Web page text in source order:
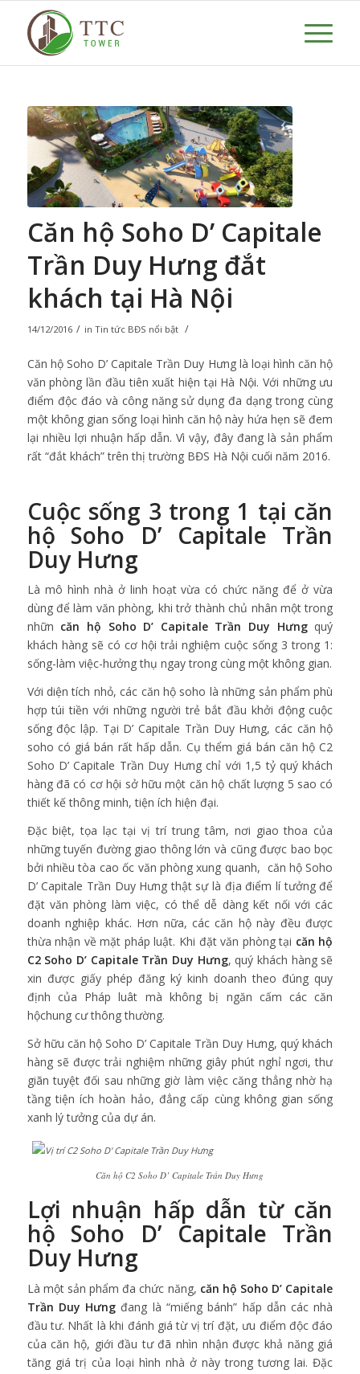
Căn hộ Soho D’ Capitale
Trần Duy Hưng đắt
khách tại Hà Nội
14/12/2016 / in Tin tức BĐS nổi bật /
Căn hộ Soho D’ Capitale Trần Duy Hưng là loại hình căn hộ
văn phòng lần đầu tiên xuất hiện tại Hà Nội. Với những ưu
điểm độc đáo và công năng sử dụng đa dạng trong cùng
một không gian sống loại hình căn hộ này hứa hẹn sẽ đem
lại nhiều lợi nhuận hấp dẫn. Vì vậy, đây đang là sản phẩm
rất “đắt khách” trên thị trường BĐS Hà Nội cuối năm 2016.
Cuộc sống 3 trong 1 tại căn
hộ Soho D’ Capitale Trần
Duy Hưng
Là mô hình nhà ở linh hoạt vừa có chức năng để ở vừa
dùng để làm văn phòng, khi trở thành chủ nhân một trong
nhữn căn hộ Soho D’ Capitale Trần Duy Hưngquý
khách hàng sẽ có cơ hội trải nghiệm cuộc sống 3 trong 1:
sống-làm việc-hưởng thụ ngay trong cùng một không gian.
Với diện tích nhỏ, các căn hộ soho là những sản phẩm phù
hợp túi tiền với những người trẻ bắt đầu khởi động cuộc
sống độc lập. Tại D’ Capitale Trần Duy Hưng, các căn hộ
soho có giá bán rất hấp dẫn. Cụ thểm giá bán căn hộ C2
Soho D’ Capitale Trần Duy Hưng chỉ với 1,5 tỷ quý khách
hàng đã có cơ hội sở hữu một căn hộ chất lượng 5 sao có
thiết kế thông minh, tiện ích hiện đại.
Đặc biệt, tọa lạc tại vị trí trung tâm, nơi giao thoa của
những tuyến đường giao thông lớn và cũng được bao bọc
bởi nhiều tòa cao ốc văn phòng xung quanh, căn hộ Soho
D’ Capitale Trần Duy Hưng thật sự là địa điểm lí tưởng để
đặt văn phòng làm việc, có thể dễ dàng kết nối với các
doanh nghiệp khác. Hơn nữa, các căn hộ này đều được
thừa nhận về mặt pháp luật. Khi đặt văn phòng tại căn hộ
C2 Soho D’ Capitale Trần Duy Hưng, quý khách hàng sẽ
xin được giấy phép đăng ký kinh doanh theo đúng quy
định của Pháp luât mà không bị ngăn cấm các căn
hộchung cư thông thường.
Sở hữu căn hộ Soho D’ Capitale Trần Duy Hưng, quý khách
hàng sẽ được trải nghiệm những giây phút nghỉ ngơi, thư
giãn tuyệt đối sau những giờ làm việc căng thẳng nhờ hạ
tầng tiện ích hoàn hảo, đẳng cấp cùng không gian sống
xanh lý tưởng của dự án.
Căn hộ C2 Soho D’ Capitale Trần Duy Hưng
Lợi nhuận hấp dẫn từ căn
hộ Soho D’ Capitale Trần
Duy Hưng
Là một sản phẩm đa chức năng, căn hộ Soho D’ Capitale
Trần Duy Hưng đang là “miếng bánh” hấp dẫn các nhà
đầu tư. Nhất là khi đánh giá từ vị trí đặt, ưu điểm độc đáo
của căn hộ, giới đầu tư đã nhìn nhận được khả năng giá
tăng giá trị của loại hình nhà ở này trong tương lai. Đặc